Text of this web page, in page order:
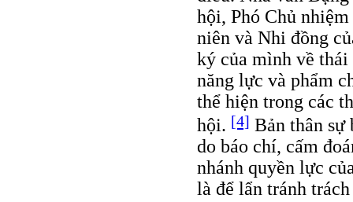
hội, Phó Chủ
niên và Nhi đồng
ký của mình về thái
năng lực và phẩm
thể hiện trong các
hội. [4] Bản thân sự
do báo chí, cấm
nhánh quyền lực
là để lẩn tránh